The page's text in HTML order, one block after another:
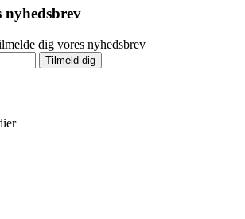
nyhedsbrev
dig vores nyhedsbrev
Tilmeld dig